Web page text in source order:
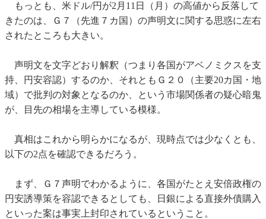
もっとも、米ドル/円が2月11日（月）の高値から反落して
きたのは、Ｇ７（先進７カ国）の声明文に関する思惑に左右
されたところも大きい。
声明文を文字どおり解釈（つまり各国がアベノミクスを支
持、円安容認）するのか、それともＧ２０（主要20カ国・地
域）で批判の対象となるのか、という市場関係者の疑心暗鬼
が、目先の相場を主導している模様。
真相はこれから明らかになるが、現時点では少なくとも、
以下の2点を確認できるだろう。
まず、Ｇ７声明でわかるように、各国がたとえ安倍政権の
円安誘導策を容認できるとしても、日銀による直接外債購入
といった案は事実上封印されているということ。